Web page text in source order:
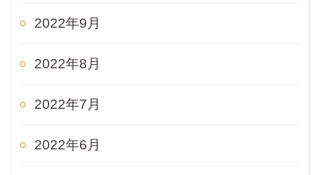
2022年9月
2022年8月
2022年7月
2022年6月